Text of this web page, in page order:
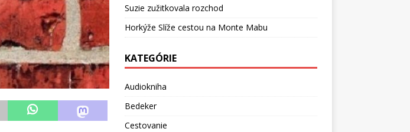
Suzie zužitkovala rozchod
Horkýže Slíže cestou na Monte Mabu
KATEGÓRIE
Audiokniha
Bedeker
Cestovanie